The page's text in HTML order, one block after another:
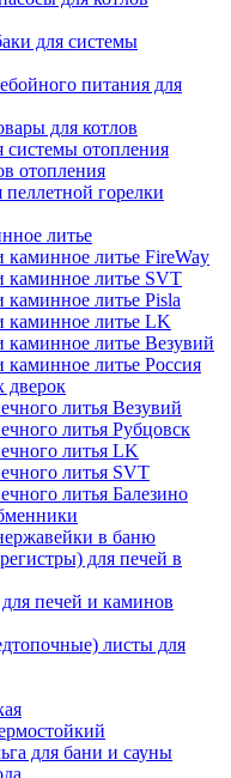
для системы
питания для
для котлов
системы отопления
отопления
пеллетной горелки
литье
каминное литье FireWay
каминное литье SVT
каминное литье Pisla
каминное литье LK
каминное литье Везувий
каминное литье Россия
дверок
литья Везувий
литья Рубцовск
литья LK
литья SVT
литья Балезино
в баню
для печей в
печей и каминов
листы для
для бани и сауны